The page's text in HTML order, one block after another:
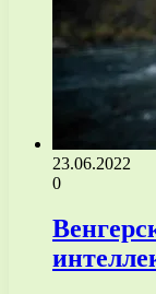
23.06.2022
0